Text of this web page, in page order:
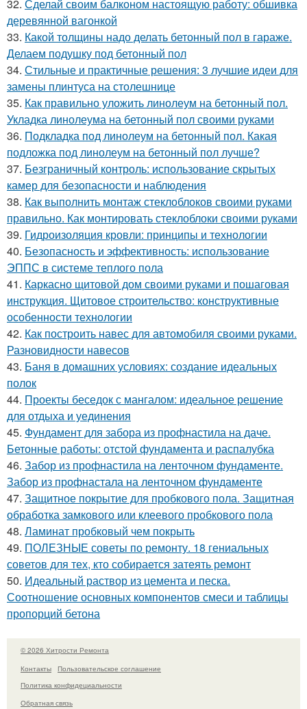
32. Сделай своим балконом настоящую работу: обшивка
деревянной вагонкой
33. Какой толщины надо делать бетонный пол в гараже.
Делаем подушку под бетонный пол
34. Стильные и практичные решения: 3 лучшие идеи для
замены плинтуса на столешнице
35. Как правильно уложить линолеум на бетонный пол.
Укладка линолеума на бетонный пол своими руками
36. Подкладка под линолеум на бетонный пол. Какая
подложка под линолеум на бетонный пол лучше?
37. Безграничный контроль: использование скрытых
камер для безопасности и наблюдения
38. Как выполнить монтаж стеклоблоков своими руками
правильно. Как монтировать стеклоблоки своими руками
39. Гидроизоляция кровли: принципы и технологии
40. Безопасность и эффективность: использование
ЭППС в системе теплого пола
41. Каркасно щитовой дом своими руками и пошаговая
инструкция. Щитовое строительство: конструктивные
особенности технологии
42. Как построить навес для автомобиля своими руками.
Разновидности навесов
43. Баня в домашних условиях: создание идеальных
полок
44. Проекты беседок с мангалом: идеальное решение
для отдыха и уединения
45. Фундамент для забора из профнастила на даче.
Бетонные работы: отстой фундамента и распалубка
46. Забор из профнастила на ленточном фундаменте.
Забор из профнастала на ленточном фундаменте
47. Защитное покрытие для пробкового пола. Защитная
обработка замкового или клеевого пробкового пола
48. Ламинат пробковый чем покрыть
49. ПОЛЕЗНЫЕ советы по ремонту. 18 гениальных
советов для тех, кто собирается затеять ремонт
50. Идеальный раствор из цемента и песка.
Соотношение основных компонентов смеси и таблицы
пропорций бетона
© 2026 Хитрости Ремонта
Контакты
Пользовательское соглашение
Политика конфидециальности
Обратная связь